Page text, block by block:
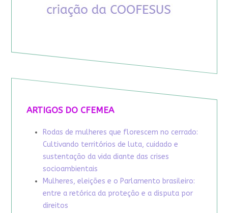
ARTIGOS DO CFEMEA
Rodas de mulheres que florescem no cerrado:
Cultivando territórios de luta, cuidado e
sustentação da vida diante das crises
socioambientais
Mulheres, eleições e o Parlamento brasileiro:
entre a retórica da proteção e a disputa por
direitos